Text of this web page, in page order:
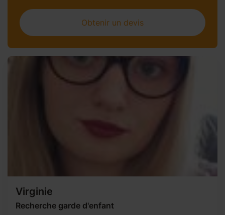
Virginie
Recherche garde d'enfant
Obtenir un devis